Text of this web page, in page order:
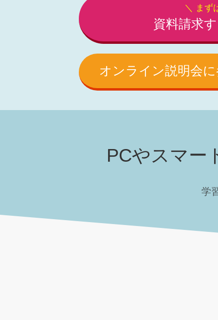
＼ まず
資料請求
オンライン説明会に
PCやスマー
学